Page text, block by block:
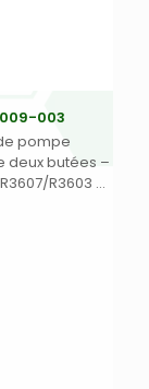
003
pompe
deux butées –
R3603 –